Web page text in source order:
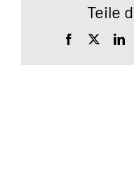
Teile
Facebook